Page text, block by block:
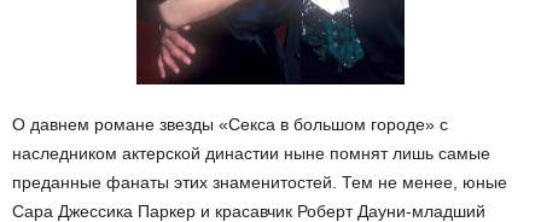
О давнем романе звезды «Секса в большом городе» с
наследником актерской династии ныне помнят лишь самые
преданные фанаты этих знаменитостей. Тем не менее, юные
Сара Джессика Паркер и красавчик Роберт Дауни-младший